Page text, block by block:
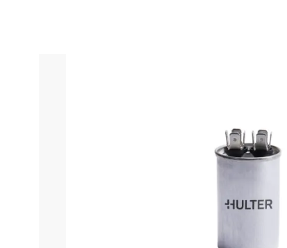
Solução de alta qualidade projetada para
em um único
O Terminal de Metal Hulter assegura uma
Seja para aplicações residenciais ou
Sua construção robusta e durável